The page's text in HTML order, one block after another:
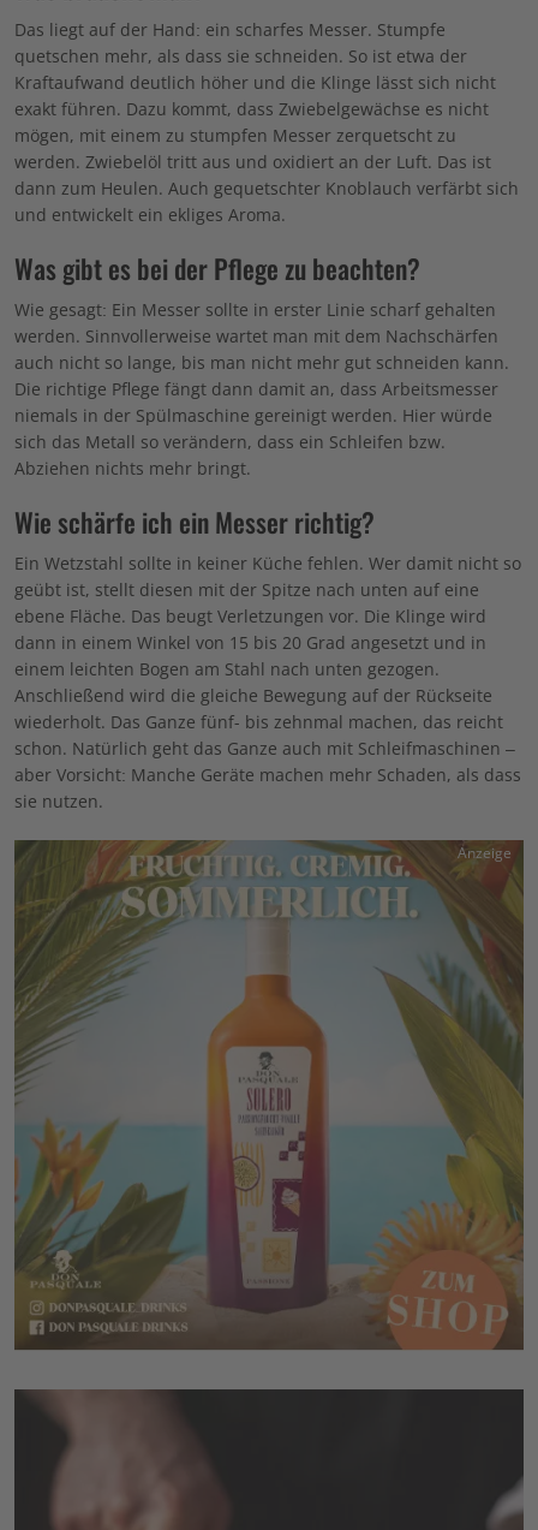
Das liegt auf der Hand: ein scharfes Messer. Stumpfe
quetschen mehr, als dass sie schneiden. So ist etwa der
Kraftaufwand deutlich höher und die Klinge lässt sich nicht
exakt führen. Dazu kommt, dass Zwiebelgewächse es nicht
mögen, mit einem zu stumpfen Messer zerquetscht zu
werden. Zwiebelöl tritt aus und oxidiert an der Luft. Das ist
dann zum Heulen. Auch gequetschter Knoblauch verfärbt sich
und entwickelt ein ekliges Aroma.
Was gibt es bei der Pflege zu beachten?
Wie gesagt: Ein Messer sollte in erster Linie scharf gehalten
werden. Sinnvollerweise wartet man mit dem Nachschärfen
auch nicht so lange, bis man nicht mehr gut schneiden kann.
Die richtige Pflege fängt dann damit an, dass Arbeitsmesser
niemals in der Spülmaschine gereinigt werden. Hier würde
sich das Metall so verändern, dass ein Schleifen bzw.
Abziehen nichts mehr bringt.
Wie schärfe ich ein Messer richtig?
Ein Wetzstahl sollte in keiner Küche fehlen. Wer damit nicht so
geübt ist, stellt diesen mit der Spitze nach unten auf eine
ebene Fläche. Das beugt Verletzungen vor. Die Klinge wird
dann in einem Winkel von 15 bis 20 Grad angesetzt und in
einem leichten Bogen am Stahl nach unten gezogen.
Anschließend wird die gleiche Bewegung auf der Rückseite
wiederholt. Das Ganze fünf- bis zehnmal machen, das reicht
schon. Natürlich geht das Ganze auch mit Schleifmaschinen –
aber Vorsicht: Manche Geräte machen mehr Schaden, als dass
sie nutzen.
Anzeige